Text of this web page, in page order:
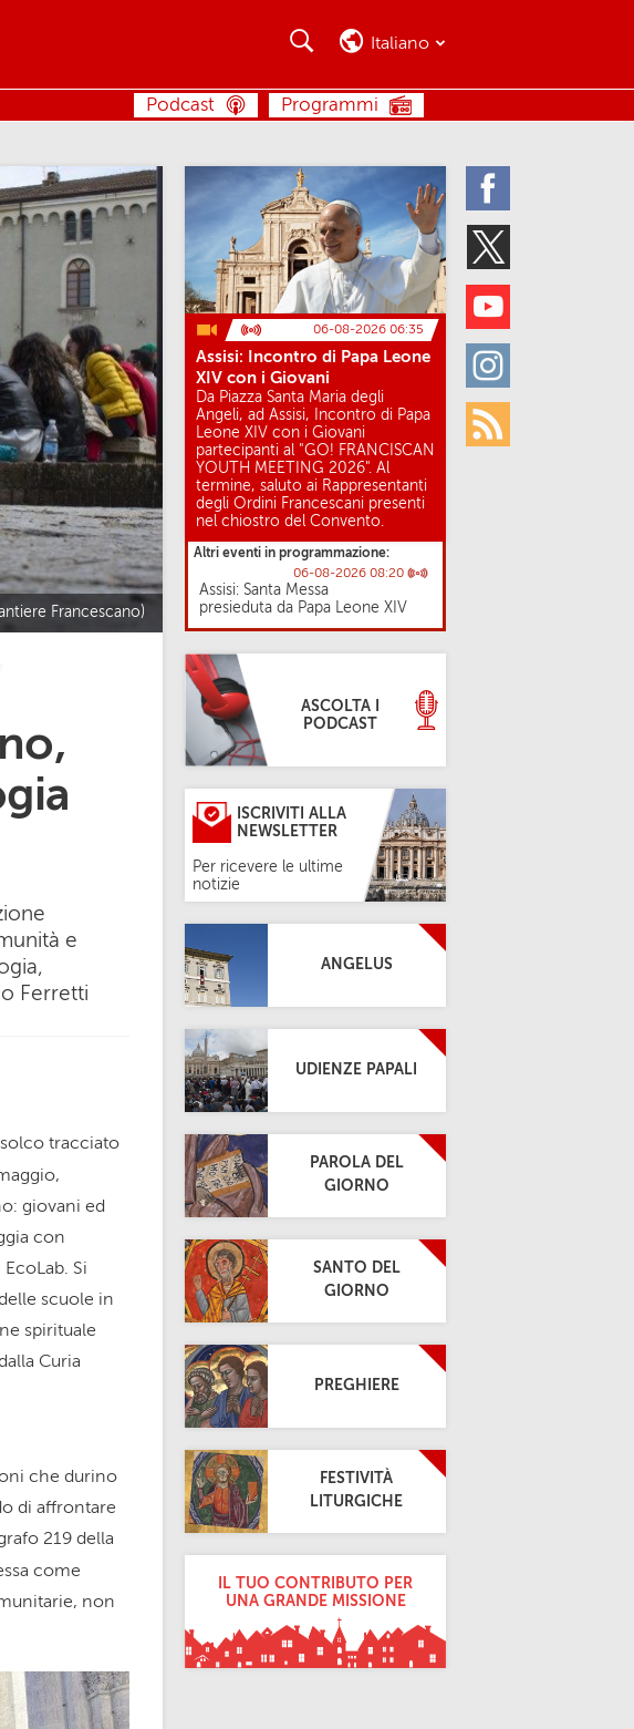
Twitter
Youtube
Instagram
Rss
CERCA Italiano
Programmi
Podcast
Francescano)
e
Ferretti
tracciato
giovani ed
con
Si
scuole in
spirituale
Curia
che durino
di affrontare
219 della
come
non
06-08-2026 06:35
Assisi: Incontro di Papa Leone
XIV con i Giovani
Da Piazza Santa Maria degli
Angeli, ad Assisi, Incontro di Papa
Leone XIV con i Giovani
partecipanti al "GO! FRANCISCAN
YOUTH MEETING 2026". Al
termine, saluto ai Rappresentanti
degli Ordini Francescani presenti
nel chiostro del Convento.
Altri eventi in programmazione:
06-08-2026 08:20
Assisi: Santa Messa
presieduta da Papa Leone XIV
ASCOLTA I
PODCAST
ISCRIVITI ALLA
NEWSLETTER
Per ricevere le ultime
notizie
ANGELUS
UDIENZE PAPALI
PAROLA DEL
GIORNO
SANTO DEL
GIORNO
PREGHIERE
FESTIVITÀ
LITURGICHE
IL TUO CONTRIBUTO PER
UNA GRANDE MISSIONE